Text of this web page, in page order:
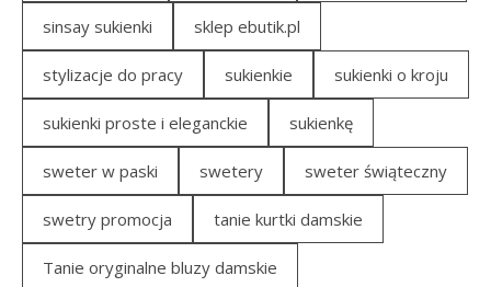
sinsay sukienki sklep ebutik.pl
stylizacje do pracy sukienkie sukienki o kroju
sukienki proste i eleganckie sukienkę
sweter w paski swetery sweter świąteczny
swetry promocja tanie kurtki damskie
Tanie oryginalne bluzy damskie